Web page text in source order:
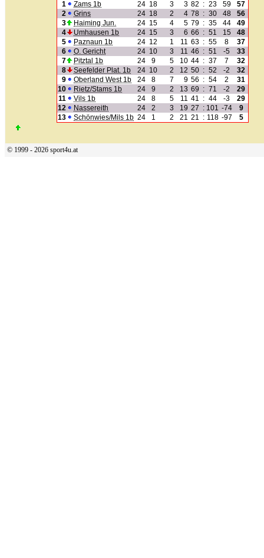
1
Zams 1b 24 18 3 3 82 : 23 59
57
2
Grins 24 18 2 4 78 : 30 48
56
3
Haiming Jun. 24 15 4 5 79 : 35 44
49
4
Umhausen 1b 24 15 3 6 66 : 51 15
48
5
Paznaun 1b 24 12 1 11 63 : 55 8
37
6
O. Gericht 24 10 3 11 46 : 51 -5
33
7
Pitztal 1b 24 9 5 10 44 : 37 7
32
8
Seefelder Plat. 1b 24 10 2 12 50 : 52 -2
32
9
Oberland West 1b 24 8 7 9 56 : 54 2
31
10
Rietz/Stams 1b 24 9 2 13 69 : 71 -2
29
11
Vils 1b 24 8 5 11 41 : 44 -3
29
12
Nassereith 24 2 3 19 27 : 101 -74
9
13
Schönwies/Mils 1b 24 1 2 21 21 : 118 -97 5
© 1999 - 2026 sport4u.at